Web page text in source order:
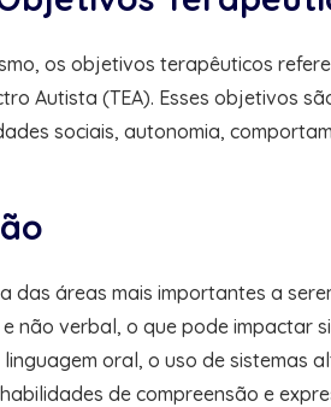
os objetivos terapêuticos
Autista (TEA). Esses objetivos
sociais, autonomia,
das áreas mais importantes a
não verbal, o que pode impactar
oral, o uso de sistemas
de compreensão e